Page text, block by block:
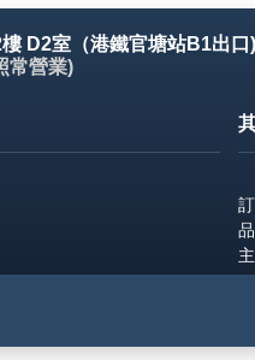
D2室（港鐵官塘站B1出口)
常營業)